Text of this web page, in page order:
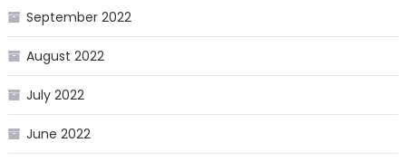
September 2022
August 2022
July 2022
June 2022